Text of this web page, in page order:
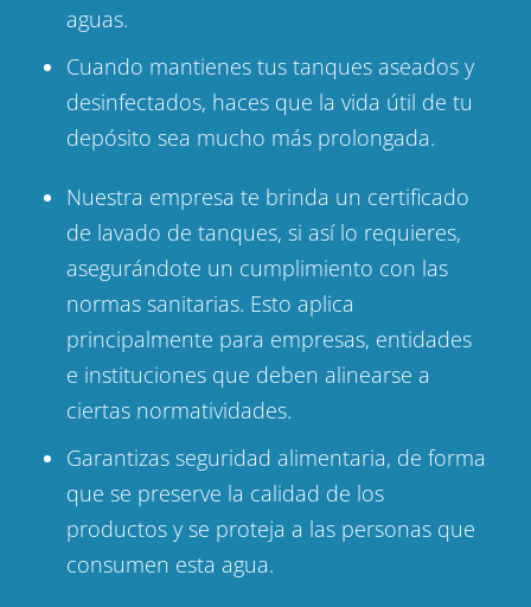
aguas.
Cuando mantienes tus tanques aseados y
desinfectados, haces que la vida útil de tu
depósito sea mucho más prolongada.
Nuestra empresa te brinda un certificado
de lavado de tanques, si así lo requieres,
asegurándote un cumplimiento con las
normas sanitarias. Esto aplica
principalmente para empresas, entidades
e instituciones que deben alinearse a
ciertas normatividades.
Garantizas seguridad alimentaria, de forma
que se preserve la calidad de los
productos y se proteja a las personas que
consumen esta agua.